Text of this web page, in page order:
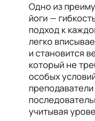
Одно из
йоги —
подход к
легко
и становится
который не
особых
учитывая